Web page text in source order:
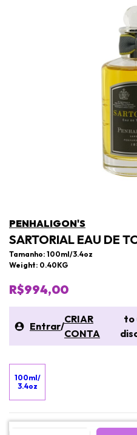
PENHALIGON'S
SARTORIAL EAU DE
Tamanho: 100ml/3.4oz
Weight: 0.40KG
R$994,00
Entrar/
CRIAR
CONTA
to
100ml/
3.4oz